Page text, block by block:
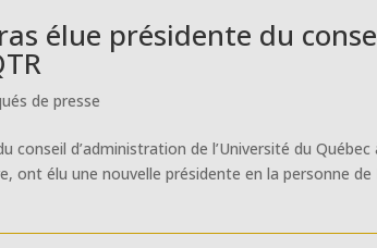
élue présidente du
de presse
conseil d’administration de l’Université du Québec
ont élu une nouvelle présidente en la personne